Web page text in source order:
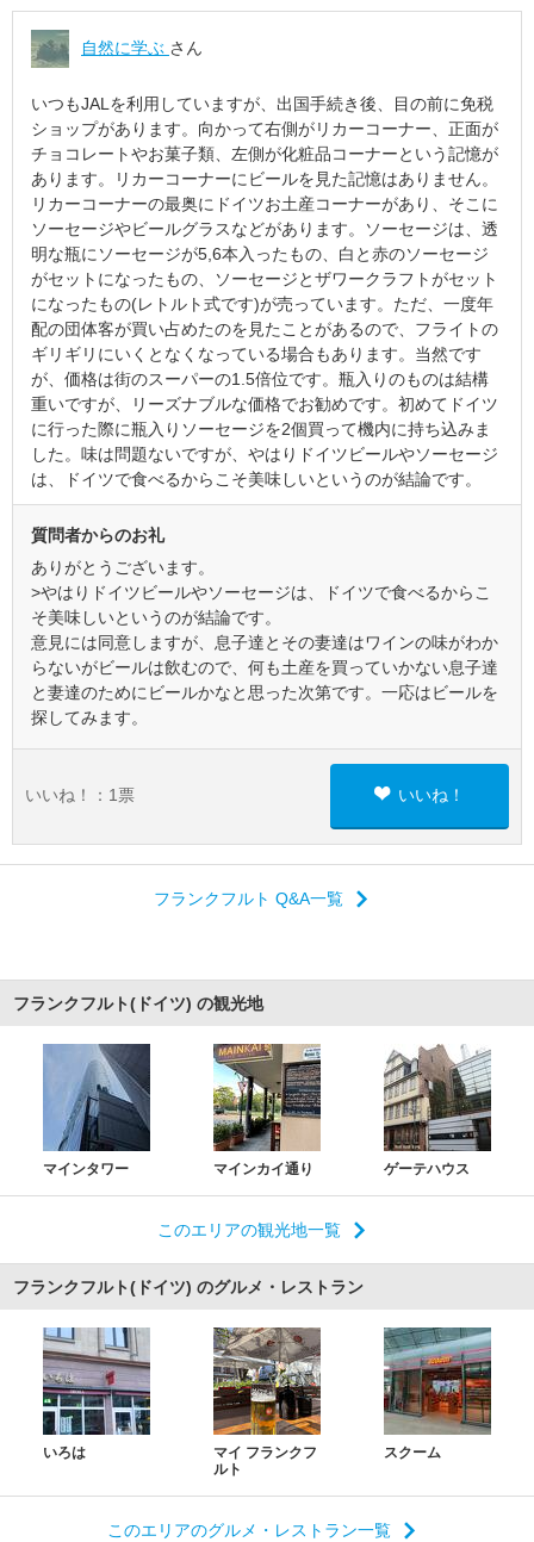
自然に学ぶ さん
いつもJALを利用していますが、出国手続き後、目の前に免税
ショップがあります。向かって右側がリカーコーナー、正面が
チョコレートやお菓子類、左側が化粧品コーナーという記憶が
あります。リカーコーナーにビールを見た記憶はありません。
リカーコーナーの最奥にドイツお土産コーナーがあり、そこに
ソーセージやビールグラスなどがあります。ソーセージは、透
明な瓶にソーセージが5,6本入ったもの、白と赤のソーセージ
がセットになったもの、ソーセージとザワークラフトがセット
になったもの(レトルト式です)が売っています。ただ、一度年
配の団体客が買い占めたのを見たことがあるので、フライトの
ギリギリにいくとなくなっている場合もあります。当然です
が、価格は街のスーパーの1.5倍位です。瓶入りのものは結構
重いですが、リーズナブルな価格でお勧めです。初めてドイツ
に行った際に瓶入りソーセージを2個買って機内に持ち込みま
した。味は問題ないですが、やはりドイツビールやソーセージ
は、ドイツで食べるからこそ美味しいというのが結論です。
質問者からのお礼
ありがとうございます。
>やはりドイツビールやソーセージは、ドイツで食べるからこ
そ美味しいというのが結論です。
意見には同意しますが、息子達とその妻達はワインの味がわか
らないがビールは飲むので、何も土産を買っていかない息子達
と妻達のためにビールかなと思った次第です。一応はビールを
探してみます。
いいね！： 1 票 いいね！
フランクフルト Q&A一覧
フランクフルト(ドイツ) の観光地
マインタワー マインカイ通り ゲーテハウス
このエリアの観光地一覧
フランクフルト(ドイツ) のグルメ・レストラン
いろは
マイ フランクフ
ルト
スクーム
このエリアのグルメ・レストラン一覧